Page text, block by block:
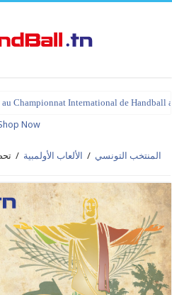
Championnat International de Handball
2023 : programme et liste des joueurs
المنتخب التونسي / الألعاب الأولمبية /